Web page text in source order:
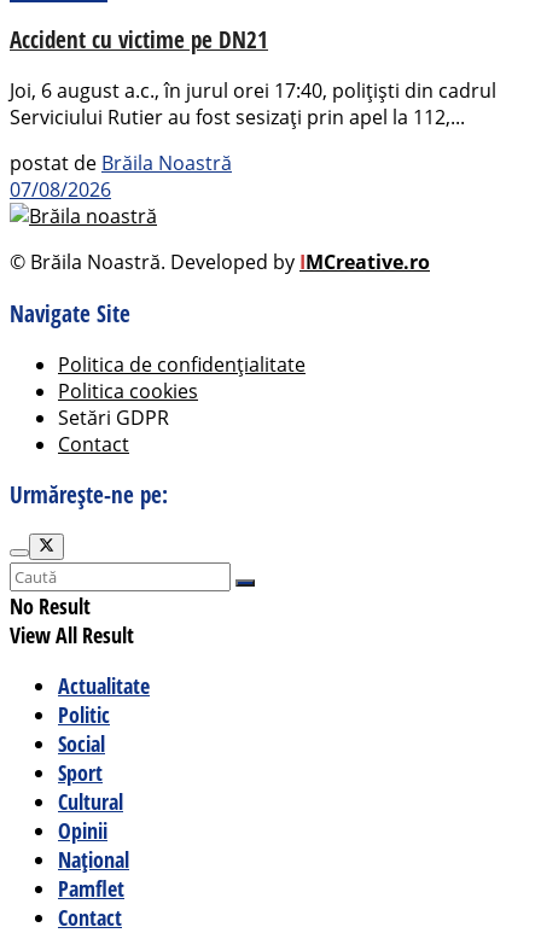
Accident cu victime pe DN21
Joi, 6 august a.c., în jurul orei 17:40, polițiști din cadrul
Serviciului Rutier au fost sesizați prin apel la 112,...
postat de Brăila Noastră
07/08/2026
© Brăila Noastră. Developed by IMCreative.ro
Navigate Site
Politica de confidențialitate
Politica cookies
Setări GDPR
Contact
Urmărește-ne pe:
No Result
View All Result
Actualitate
Politic
Social
Sport
Cultural
Opinii
Național
Pamflet
Contact